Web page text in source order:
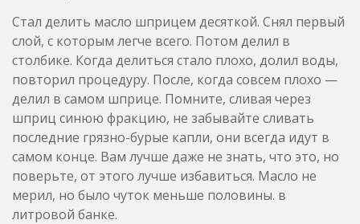
Стал делить масло шприцем десяткой. Снял первый
слой, с которым легче всего. Потом делил в
столбике. Когда делиться стало плохо, долил воды,
повторил процедуру. После, когда совсем плохо —
делил в самом шприце. Помните, сливая через
шприц синюю фракцию, не забывайте сливать
последние грязно-бурые капли, они всегда идут в
самом конце. Вам лучше даже не знать, что это, но
поверьте, от этого лучше избавиться. Масло не
мерил, но было чуток меньше половины. в
литровой банке.